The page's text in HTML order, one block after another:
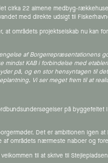
cirka 22 almene medbyg-
med direkte udsigt til
at områdets projektselskab nu kan
af Borgerrepræsentationens
KAB i forbindelse med
på, og en stor hensyntagen til
Vi ser meget frem til at
på byggefeltet
Det er ambitionen igen
områdets nærmeste naboer og
til at skrive til